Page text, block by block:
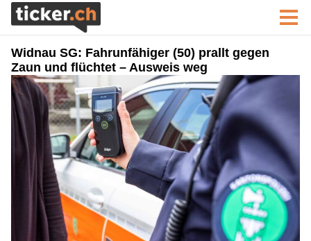
Widnau SG: Fahrunfähiger (50) prallt gegen
Zaun und flüchtet – Ausweis weg